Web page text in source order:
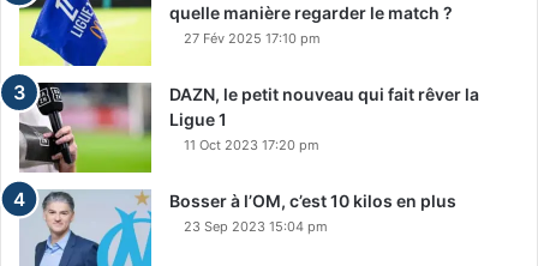
quelle manière regarder le match ?
27 Fév 2025 17:10 pm
DAZN, le petit nouveau qui fait rêver la
Ligue 1
11 Oct 2023 17:20 pm
Bosser à l’OM, c’est 10 kilos en plus
23 Sep 2023 15:04 pm